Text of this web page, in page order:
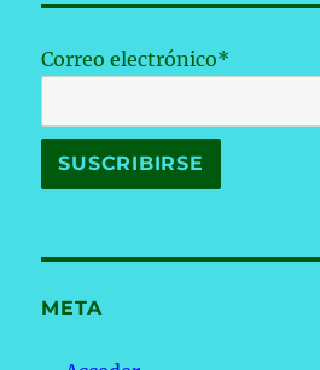
Correo electrónico*
META